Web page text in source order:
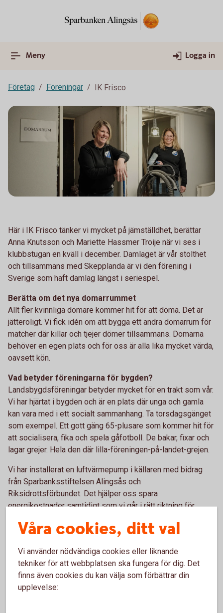
Meny Logga in
Företag Föreningar IK Frisco
Här i IK Frisco tänker vi mycket på jämställdhet, berättar
Anna Knutsson och Mariette Hassmer Troije när vi ses i
klubbstugan en kväll i december. Damlaget är vår stolthet
och tillsammans med Skepplanda är vi den förening i
Sverige som haft damlag längst i seriespel.
Berätta om det nya domarrummet
Allt fler kvinnliga domare kommer hit för att döma. Det är
jätteroligt. Vi fick idén om att bygga ett andra domarrum för
matcher där killar och tjejer dömer tillsammans. Domarna
behöver en egen plats och för oss är alla lika mycket värda,
oavsett kön.
Vad betyder föreningarna för bygden?
Landsbygdsföreningar betyder mycket för en trakt som vår.
Vi har hjärtat i bygden och är en plats där unga och gamla
kan vara med i ett socialt sammanhang. Ta torsdagsgänget
som exempel. Ett gott gäng 65-plusare som kommer hit för
att socialisera, fika och spela gåfotboll. De bakar, fixar och
lagar grejer. Hela den där lilla-föreningen-på-landet-grejen.
Vi har installerat en luftvärmepump i källaren med bidrag
från Sparbanksstiftelsen Alingsås och
Riksidrottsförbundet. Det hjälper oss spara
energikostnader samtidigt som vi går i rätt riktning för
pelletspannan dagligen.
Tack IK Frisco för ert viktiga arbete. Vi gillar hur ni skapar
gemenskap i bygden. Tillsammans är vi starka och får vårt
område att växa och må bra.
Våra cookies, ditt val
Vi använder nödvändiga cookies eller liknande
tekniker för att webbplatsen ska fungera för dig. Det
finns även cookies du kan välja som förbättrar din
upplevelse: